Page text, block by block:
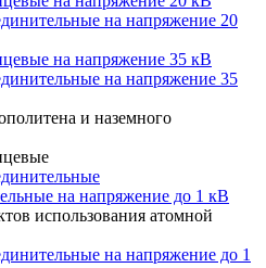
на напряжение 20
на напряжение 35 кВ
на напряжение 35
и наземного
на напряжение до 1 кВ
использования атомной
на напряжение до 1